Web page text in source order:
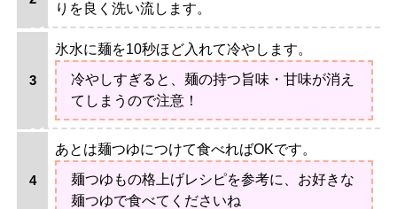
りを良く洗い流します。
氷水に麺を10秒ほど入れて冷やします。
冷やしすぎると、麺の持つ旨味・甘味が消え
てしまうので注意！
あとは麺つゆにつけて食べればOKです。
麺つゆもの格上げレシピを参考に、お好きな
麺つゆで食べてくださいね